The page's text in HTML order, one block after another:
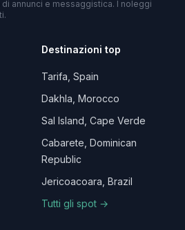
annunci e messaggistica. I noleggi
Destinazioni top
Tarifa, Spain
Dakhla, Morocco
Sal Island, Cape Verde
Cabarete, Dominican
Republic
Jericoacoara, Brazil
Tutti gli spot →